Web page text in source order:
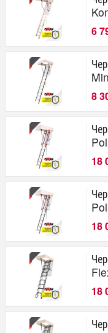
6
8
18
18
18